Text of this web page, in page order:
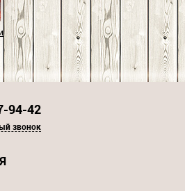
94-42
звонок